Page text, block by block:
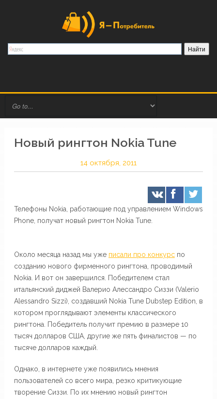
Новый рингтон Nokia Tune
14 октября, 2011
Телефоны Nokia, работающие под управлением Windows
Phone, получат новый рингтон Nokia Tune.
Около месяца назад мы уже писали про конкурспо
созданию нового фирменного рингтона, проводимый
Nokia. И вот он завершился. Победителем стал
итальянский диджей Валерио Алессандро Сиззи (Valerio
Alessandro Sizzi), создавший Nokia Tune Dubstep Edition, в
котором проглядывают элементы классического
рингтона. Победитель получит премию в размере 10
тысяч долларов США, другие же пять финалистов — по
тысяче долларов каждый.
Однако, в интернете уже появились мнения
пользователей со всего мира, резко критикующие
творение Сиззи. По их мнению новый рингтон